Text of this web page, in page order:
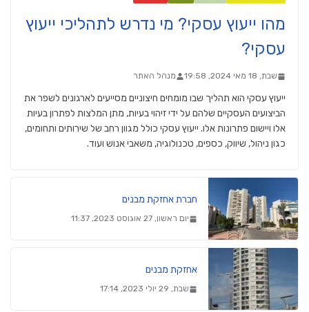
מהו ייעוץ עסקי? מי נדרש לתהליכי ייעוץ
עסקי?
שבת, 18 מאי 2024, 19:58 מנהל האתר
ייעוץ עסקי הוא תהליך שבו מומחים חיצוניים מסייעים לארגונים לשפר את
הביצועים העסקיים שלהם על ידי זיהוי בעיות, מתן המלצות לפתרון בעיות
אלו ויישום פתרונות אלו. ייעוץ עסקי כולל מגוון רחב של שירותים ותחומים,
כגון ניהול, שיווק, כספים, טכנולוגיה, משאבי אנוש ועוד.
חברת אחזקת מבנים
יום ראשון, 27 אוגוסט 2023, 11:37
אחזקת מבנים
שבת, 29 יולי 2023, 17:14